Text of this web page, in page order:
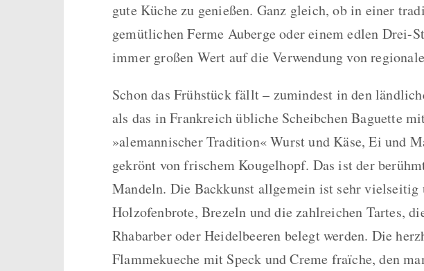
gute Küche zu genießen. Ganz gleich, ob in einer
gemütlichen Ferme Auberge oder einem edlen Drei-
immer großen Wert auf die Verwendung von
Schon das Frühstück fällt – zumindest in den
als das in Frankreich übliche Scheibchen Baguette
»alemannischer Tradition« Wurst und Käse, Ei und
gekrönt von frischem Kougelhopf. Das ist der
Mandeln. Die Backkunst allgemein ist sehr vielseitig
Holzofenbrote, Brezeln und die zahlreichen Tartes,
Rhabarber oder Heidelbeeren belegt werden. Die
Flammekueche mit Speck und Creme fraïche, den